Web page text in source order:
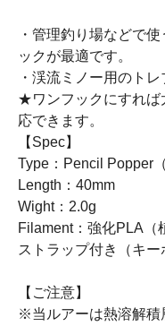
・管理釣り場などで
ックが最適です。
・渓流ミノー用のト
★ワンフックにすれば
応できます。
【Spec】
Type：Pencil Popper
Length：40mm
Wight：2.0g
Filament：強化PLA（
ストラップ付き（キー
【ご注意】
※当ルアーは熱溶解積